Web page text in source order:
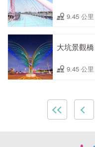
9.45 公里
大坑景觀橋
9.45 公里